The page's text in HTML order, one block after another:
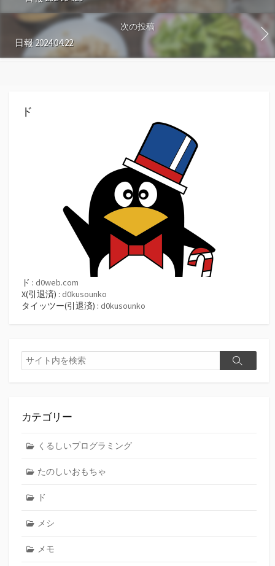
次の投稿
日報 2024.04.22
ド
ド : d0web.com
X(引退済) : d0kusounko
タイッツー(引退済) : d0kusounko
検
索
検
カテゴリー
くるしいプログラミング
たのしいおもちゃ
ド
メシ
メモ